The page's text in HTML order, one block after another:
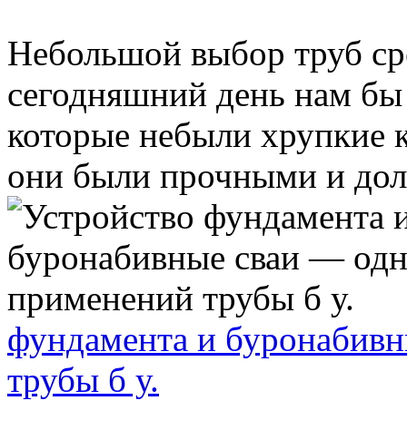
Небольшой выбор труб
сегодняшний день нам
которые небыли хрупкие
они были прочными и
фундамента и
трубы б у.